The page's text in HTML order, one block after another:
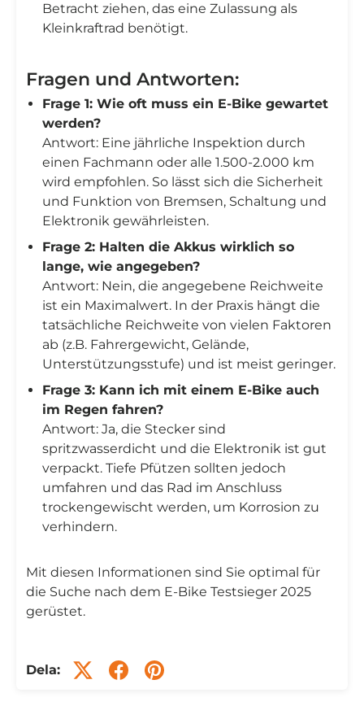
Betracht ziehen, das eine Zulassung als
Kleinkraftrad benötigt.
Fragen und Antworten:
Frage 1: Wie oft muss ein E-Bike gewartet
werden?
Antwort: Eine jährliche Inspektion durch
einen Fachmann oder alle 1.500-2.000 km
wird empfohlen. So lässt sich die Sicherheit
und Funktion von Bremsen, Schaltung und
Elektronik gewährleisten.
Frage 2: Halten die Akkus wirklich so
lange, wie angegeben?
Antwort: Nein, die angegebene Reichweite
ist ein Maximalwert. In der Praxis hängt die
tatsächliche Reichweite von vielen Faktoren
ab (z.B. Fahrergewicht, Gelände,
Unterstützungsstufe) und ist meist geringer.
Frage 3: Kann ich mit einem E-Bike auch
im Regen fahren?
Antwort: Ja, die Stecker sind
spritzwasserdicht und die Elektronik ist gut
verpackt. Tiefe Pfützen sollten jedoch
umfahren und das Rad im Anschluss
trockengewischt werden, um Korrosion zu
verhindern.
Mit diesen Informationen sind Sie optimal für
die Suche nach dem E-Bike Testsieger 2025
gerüstet.
Dela: